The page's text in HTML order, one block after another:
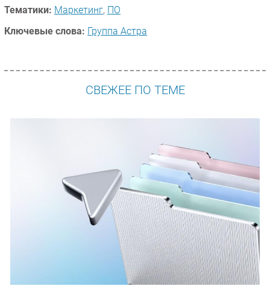
Тематики: Маркетинг, ПО
Ключевые слова: Группа Астра
СВЕЖЕЕ ПО ТЕМЕ